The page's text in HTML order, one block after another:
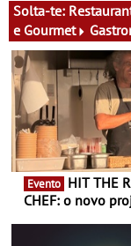
13 de Dezembro
Solta-te:
e Gourmet
Evento
CHEF: o novo